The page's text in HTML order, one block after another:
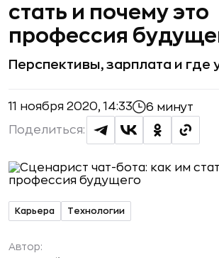
стать и почему это
профессия
Перспективы, зарплата и где
11 ноября 2020, 14:33 6 минут
Поделиться:
Карьера Технологии
Автор: